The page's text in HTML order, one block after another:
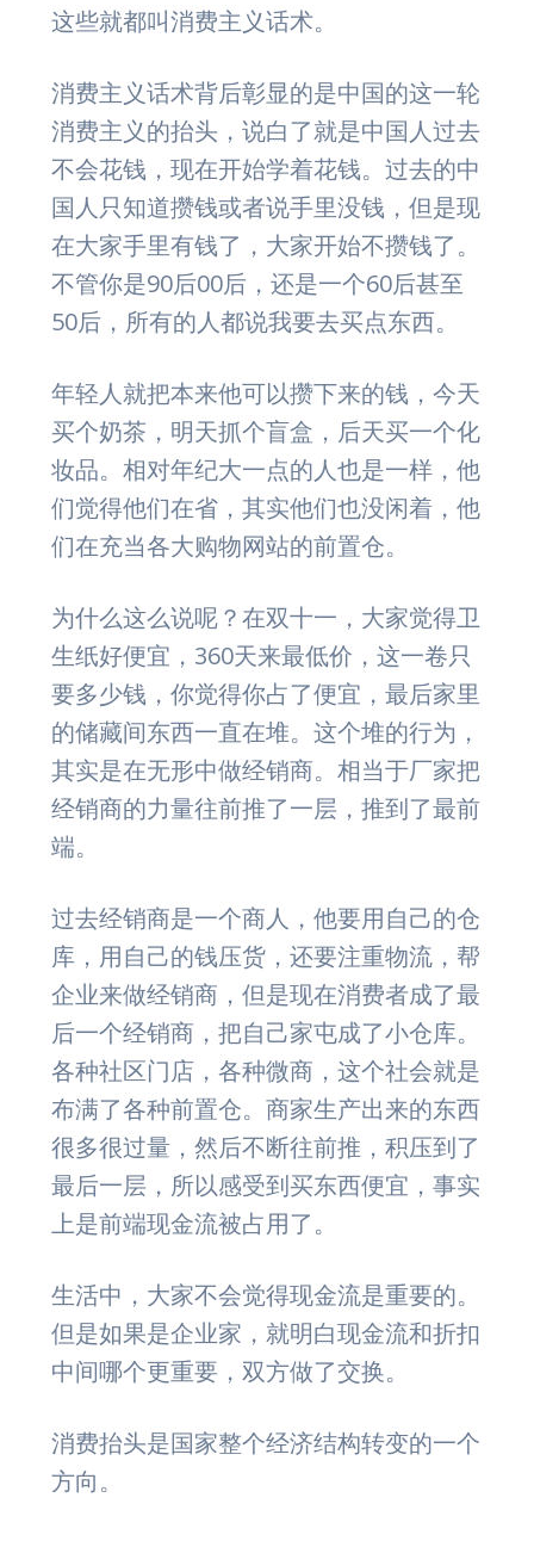
这些就都叫消费主义话术。
消费主义话术背后彰显的是中国的这一轮
消费主义的抬头，说白了就是中国人过去
不会花钱，现在开始学着花钱。过去的中
国人只知道攒钱或者说手里没钱，但是现
在大家手里有钱了，大家开始不攒钱了。
不管你是90后00后，还是一个60后甚至
50后，所有的人都说我要去买点东西。
年轻人就把本来他可以攒下来的钱，今天
买个奶茶，明天抓个盲盒，后天买一个化
妆品。相对年纪大一点的人也是一样，他
们觉得他们在省，其实他们也没闲着，他
们在充当各大购物网站的前置仓。
为什么这么说呢？在双十一，大家觉得卫
生纸好便宜，360天来最低价，这一卷只
要多少钱，你觉得你占了便宜，最后家里
的储藏间东西一直在堆。这个堆的行为，
其实是在无形中做经销商。相当于厂家把
经销商的力量往前推了一层，推到了最前
端。
过去经销商是一个商人，他要用自己的仓
库，用自己的钱压货，还要注重物流，帮
企业来做经销商，但是现在消费者成了最
后一个经销商，把自己家屯成了小仓库。
各种社区门店，各种微商，这个社会就是
布满了各种前置仓。商家生产出来的东西
很多很过量，然后不断往前推，积压到了
最后一层，所以感受到买东西便宜，事实
上是前端现金流被占用了。
生活中，大家不会觉得现金流是重要的。
但是如果是企业家，就明白现金流和折扣
中间哪个更重要，双方做了交换。
消费抬头是国家整个经济结构转变的一个
方向。